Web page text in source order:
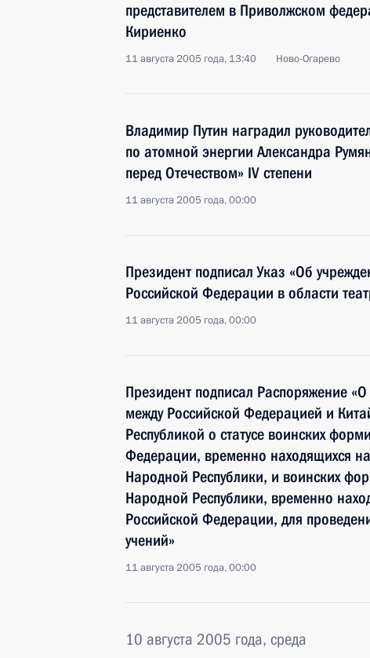
представителем в Приволжском
Кириенко
11 августа 2005 года, 13:40 Ново-Огарево
Владимир Путин наградил
по атомной энергии Александра
перед Отечеством» IV степени
11 августа 2005 года, 00:00
Президент подписал Указ «Об
Российской Федерации в области
11 августа 2005 года, 00:00
Президент подписал Распоряжение
между Российской Федерацией и
Республикой о статусе воинских
Федерации, временно находящихся
Народной Республики, и воинских
Народной Республики, временно
Российской Федерации, для
учений»
11 августа 2005 года, 00:00
10 августа 2005 года, среда